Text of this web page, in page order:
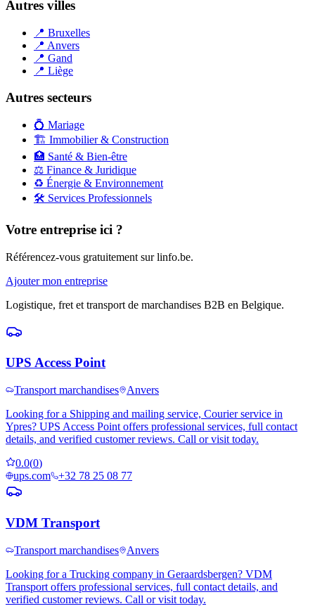
Autres villes
📍 Bruxelles
📍 Anvers
📍 Gand
📍 Liège
Autres secteurs
💍 Mariage
🏗️ Immobilier & Construction
🏥 Santé & Bien-être
⚖️ Finance & Juridique
♻️ Énergie & Environnement
🛠️ Services Professionnels
Votre entreprise ici ?
Référencez-vous gratuitement sur linfo.be.
Ajouter mon entreprise
Logistique, fret et transport de marchandises B2B en Belgique.
UPS Access Point
Transport marchandises
Anvers
Looking for a Shipping and mailing service, Courier service in
Ypres? UPS Access Point offers professional services, full contact
details, and verified customer reviews. Call or visit today.
0.0(0)
ups.com
+32 78 25 08 77
VDM Transport
Transport marchandises
Anvers
Looking for a Trucking company in Geraardsbergen? VDM
Transport offers professional services, full contact details, and
verified customer reviews. Call or visit today.